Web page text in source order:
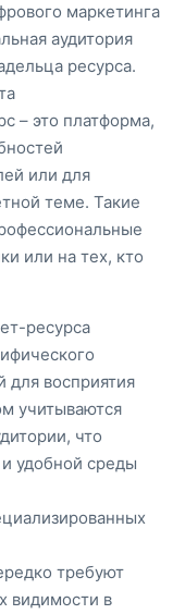
маркетинга
аудитория
ресурса.
– это платформа,
или для
теме. Такие
или на тех, кто
ресурса
для восприятия
учитываются
что
удобной среды
требуют
видимости в